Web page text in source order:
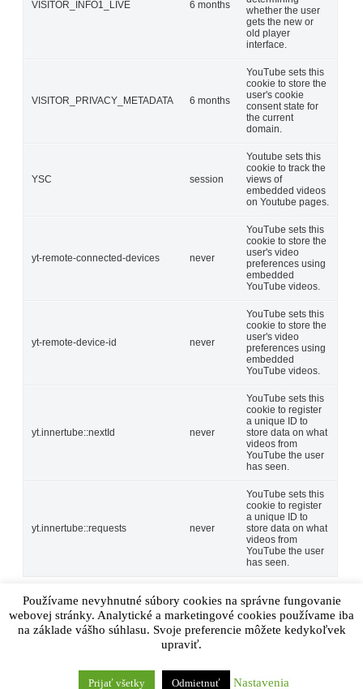
Používame nevyhnutné súbory cookies na správne fungovanie
webovej stránky. Analytické a marketingové cookies používame iba
na základe vášho súhlasu. Svoje preferencie môžete kedykoľvek
upraviť.
Prijať všetky Odmietnuť Nastavenia
VISITOR_INFO1_LIVE 6 months
whether the user
gets the new or
old player
interface.
VISITOR_PRIVACY_METADATA 6 months
YouTube sets this
cookie to store the
user's cookie
consent state for
the current
domain.
YSC session
Youtube sets this
cookie to track the
views of
embedded videos
on Youtube pages.
yt-remote-connected-devices never
YouTube sets this
cookie to store the
user's video
preferences using
embedded
YouTube videos.
yt-remote-device-id never
YouTube sets this
cookie to store the
user's video
preferences using
embedded
YouTube videos.
yt.innertube::nextId never
YouTube sets this
cookie to register
a unique ID to
store data on what
videos from
YouTube the user
has seen.
yt.innertube::requests never
YouTube sets this
cookie to register
a unique ID to
store data on what
videos from
YouTube the user
has seen.
Ostatné
Ostatné
Ďalšie nekategorizované súbory cookie sú tie, ktoré sa
analyzujú a zatiaľ neboli zaradené do žiadnej kategórie.
Powered by